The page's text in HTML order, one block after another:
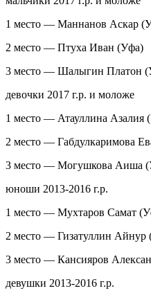
1 место — Маннанов Аскар
2 место — Птуха Иван (Уфа)
3 место — Шалыгин Платон
девочки 2017 г.р. и моложе
1 место — Атауллина Азалия
2 место — Габдулкаримова
3 место — Могушкова Аиша
юноши 2013-2016 г.р.
1 место — Мухтаров Самат
2 место — Гизатуллин Айнур
3 место — Кансияров
девушки 2013-2016 г.р.